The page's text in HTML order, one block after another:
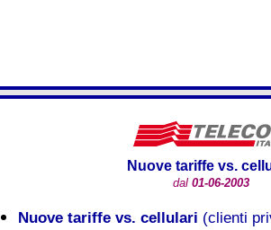
Nuove tariffe vs.
dal 01-06-2003
Nuove tariffe vs. cellulari (clienti